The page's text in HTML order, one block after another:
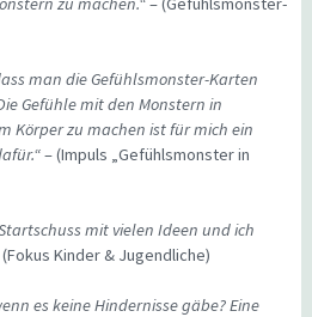
man die Gefühlsmonster-Karten
Gefühle mit den Monstern in
Körper zu machen ist für mich ein
– (Impuls „Gefühlsmonster in
mit vielen Ideen und ich
(Fokus Kinder & Jugendliche)
es keine Hindernisse gäbe? Eine